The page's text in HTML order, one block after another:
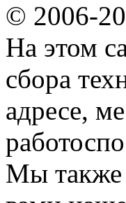
© 2006-
На этом
сбора
адресе,
Мы также